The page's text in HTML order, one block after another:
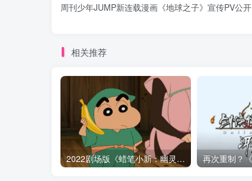
周刊少年JUMP新连载漫画《地球之子》宣传PV公开
相关推荐
2022剧场版《蜡笔小新：幽灵忍者珍风传》公开正式PV